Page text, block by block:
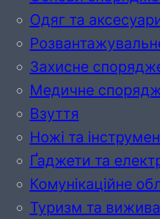
Одяг та
Захисне
Медичне
Взуття
Ножі та
Ґаджети та
Комунікаційне
Туризм та